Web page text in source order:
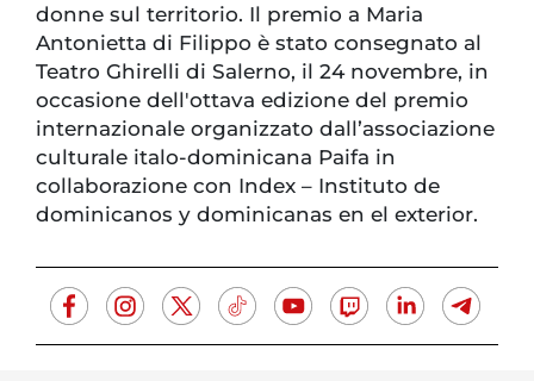
donne sul territorio. Il premio a Maria
Antonietta di Filippo è stato consegnato al
Teatro Ghirelli di Salerno, il 24 novembre, in
occasione dell'ottava edizione del premio
internazionale organizzato dall’associazione
culturale italo-dominicana Paifa in
collaborazione con Index – Instituto de
dominicanos y dominicanas en el exterior.